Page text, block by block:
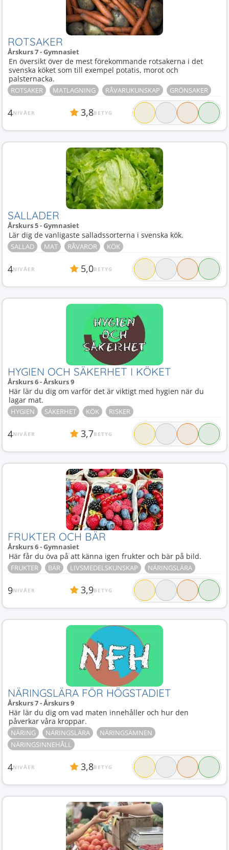
ROTSAKER
Årskurs 7 - Gymnasiet
En översikt över de mest förekommande rotsakerna i det
svenska köket som till exempel potatis, morot och
palsternacka.
ROTSAKER MATLAGNING RÅVARUKUNSKAP GRÖNSAKER
4NIVÅER 3,8BETYG
SALLADER
Årskurs 5 - Gymnasiet
Lär dig de vanligaste salladssorterna i svenska kök.
SALLAD MAT RÅVAROR KÖK
4NIVÅER 5,0BETYG
HYGIEN OCH SÄKERHET I KÖKET
Årskurs 6 - Årskurs 9
Här lär du dig om varför det är viktigt med hygien när du
lagar mat.
HYGIEN SÄKERHET KÖK RISKER
4NIVÅER 3,7BETYG
FRUKTER OCH BÄR
Årskurs 6 - Gymnasiet
Här får du öva på att känna igen frukter och bär på bild.
FRUKTER BÄR LIVSMEDELSKUNSKAP NÄRINGSLÄRA
9NIVÅER 3,9BETYG
NÄRINGSLÄRA FÖR HÖGSTADIET
Årskurs 7 - Årskurs 9
Här lär du dig om vad maten innehåller och hur den
påverkar våra kroppar.
NÄRING NÄRINGSLÄRA
NÄRINGSÄMNEN
NÄRINGSINNEHÅLL
4NIVÅER 3,8BETYG